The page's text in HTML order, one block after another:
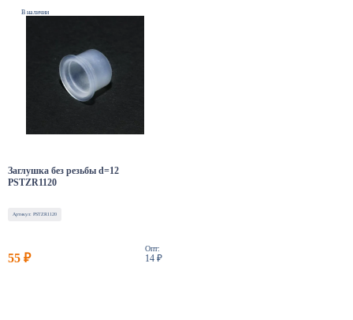
В наличии
Заглушка без резьбы d=12
PSTZR1120
Артикул: PSTZR1120
55 ₽
Опт:
14 ₽